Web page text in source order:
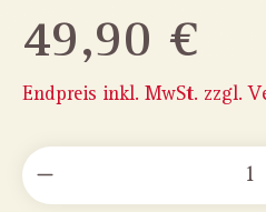
49,90 €
Endpreis inkl. MwSt. zzgl.
PRODUKT ANZAHL: GIB